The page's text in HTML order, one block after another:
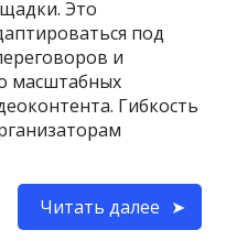
Это
под
и
масштабных
Гибкость
Читать далее